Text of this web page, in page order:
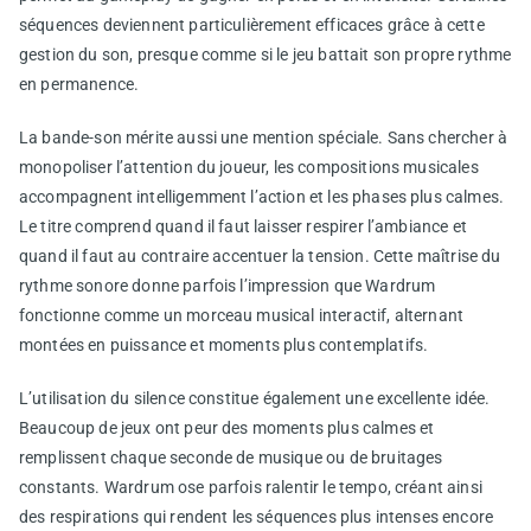
séquences deviennent particulièrement efficaces grâce à cette
gestion du son, presque comme si le jeu battait son propre rythme
en permanence.
La bande-son mérite aussi une mention spéciale. Sans chercher à
monopoliser l’attention du joueur, les compositions musicales
accompagnent intelligemment l’action et les phases plus calmes.
Le titre comprend quand il faut laisser respirer l’ambiance et
quand il faut au contraire accentuer la tension. Cette maîtrise du
rythme sonore donne parfois l’impression que Wardrum
fonctionne comme un morceau musical interactif, alternant
montées en puissance et moments plus contemplatifs.
L’utilisation du silence constitue également une excellente idée.
Beaucoup de jeux ont peur des moments plus calmes et
remplissent chaque seconde de musique ou de bruitages
constants. Wardrum ose parfois ralentir le tempo, créant ainsi
des respirations qui rendent les séquences plus intenses encore